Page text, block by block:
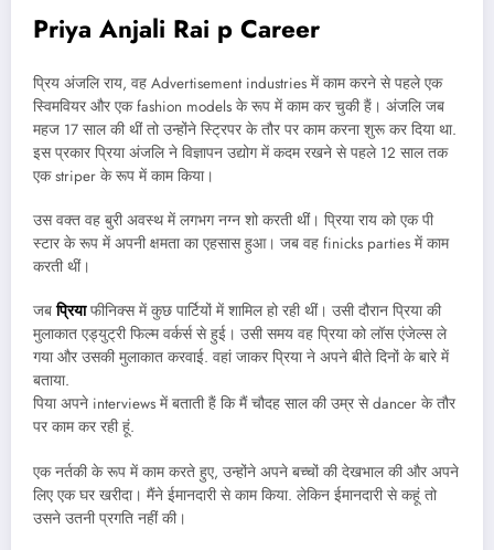
Priya Anjali Rai p Career
प्रिय अंजलि राय, वह Advertisement industries में काम करने से पहले एक
स्विमवियर और एक fashion models के रूप में काम कर चुकी हैं। अंजलि जब
महज 17 साल की थीं तो उन्होंने स्ट्रिपर के तौर पर काम करना शुरू कर दिया था.
इस प्रकार प्रिया अंजलि ने विज्ञापन उद्योग में कदम रखने से पहले 12 साल तक
एक striper के रूप में काम किया।
उस वक्त वह बुरी अवस्थ में लगभग नग्न शो करती थीं। प्रिया राय को एक पी
स्टार के रूप में अपनी क्षमता का एहसास हुआ। जब वह finicks parties में काम
करती थीं।
जबप्रियाफीनिक्स में कुछ पार्टियों में शामिल हो रही थीं। उसी दौरान प्रिया की
मुलाकात एड्युट्री फिल्म वर्कर्स से हुई। उसी समय वह प्रिया को लॉस एंजेल्स ले
गया और उसकी मुलाकात करवाई. वहां जाकर प्रिया ने अपने बीते दिनों के बारे में
बताया.
पिया अपने interviews में बताती हैं कि मैं चौदह साल की उम्र से dancer के तौर
पर काम कर रही हूं.
एक नर्तकी के रूप में काम करते हुए, उन्होंने अपने बच्चों की देखभाल की और अपने
लिए एक घर खरीदा। मैंने ईमानदारी से काम किया. लेकिन ईमानदारी से कहूं तो
उसने उतनी प्रगति नहीं की।